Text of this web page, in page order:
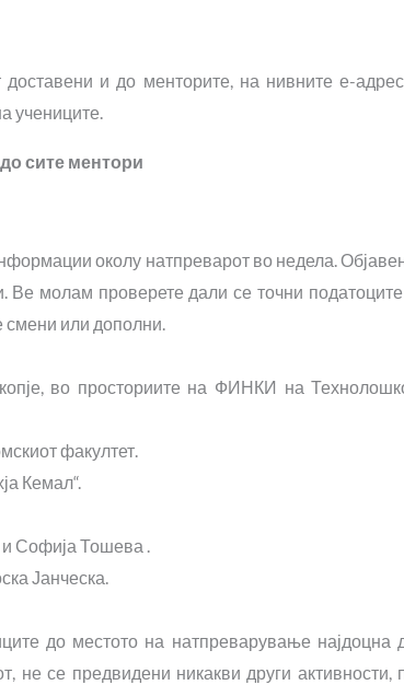
и до менторите, на нивните е-
учениците.
сите ментори
околу натпреварот во недела.
Ве молам проверете дали се точни
смени или дополни.
во просториите на ФИНКИ на
факултет.
Кемал“.
Софија Тошева .
Јанческа.
до местото на натпреварување најдоцна
не се предвидени никакви други активности,